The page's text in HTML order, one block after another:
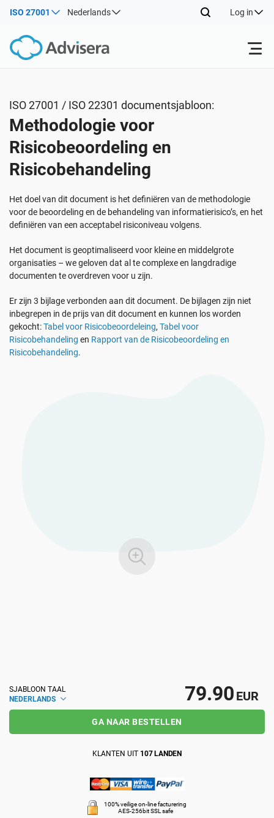
ISO 27001 Nederlands Log in
ISO 27001
NIS2
ISO 42001
ISO 9001
AS9100
Gratis middelen
Op Soort
Waar te beginnen
Andere
Industrieën
Consultants
IT & SaaS bedrijven
Productie
Automobiel
Over Ons
Contact Us
ISO 27001 / ISO 22301 documentsjabloon:
Methodologie voor
Risicobeoordeling en
Risicobehandeling
Het doel van dit document is het definiëren van de methodologie
voor de beoordeling en de behandeling van informatierisico’s, en het
definiëren van een acceptabel risiconiveau volgens.
Het document is geoptimaliseerd voor kleine en middelgrote
organisaties – we geloven dat al te complexe en langdradige
documenten te overdreven voor u zijn.
Er zijn 3 bijlage verbonden aan dit document. De bijlagen zijn niet
inbegrepen in de prijs van dit document en kunnen los worden
gekocht:Tabel voor Risicobeoordeleing, Tabel voor
Risicobehandeling en Rapport van de Risicobeoordeling en
Risicobehandeling.
SJABLOON TAAL
NEDERLANDS
79.90 EUR
GA NAAR BESTELLEN
KLANTEN UIT 107 LANDEN
100% veilige on-line facturering
AES-256bit SSL safe